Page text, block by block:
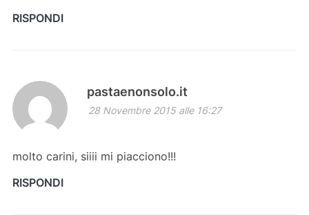
RISPONDI
pastaenonsolo.it
28 Novembre 2015 alle 16:27
molto carini, siiii mi piacciono!!!
RISPONDI